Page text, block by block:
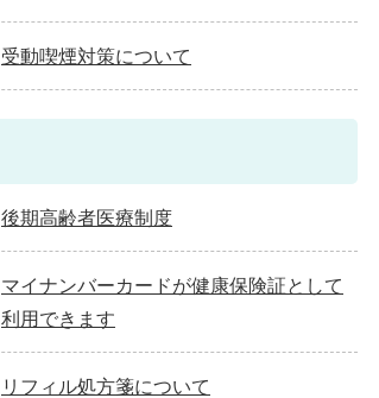
受動喫煙対策について
後期高齢者医療制度
マイナンバーカードが健康保険証として
利用できます
リフィル処方箋について